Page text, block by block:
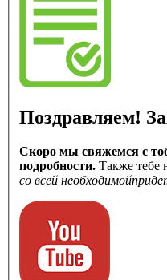
Поздравляем!
Скоро мы свяжемся с
подробности. Также тебе
со всей необходимой